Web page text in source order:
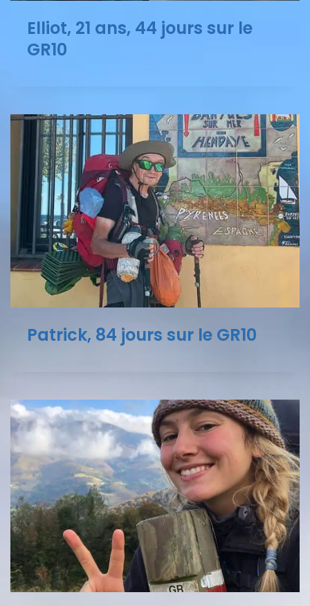
Elliot, 21 ans, 44 jours sur le
GR10
Patrick, 84 jours sur le GR10